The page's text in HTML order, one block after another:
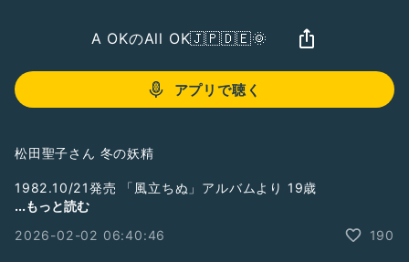
A OKのAll OK🇯🇵🇩🇪🌞
アプリで聴く
松田聖子さん 冬の妖精
1982.10/21発売 「風立ちぬ」アルバムより 19歳
作曲：大瀧詠一さん
...もっと読む
2026-02-02 06:40:46
190